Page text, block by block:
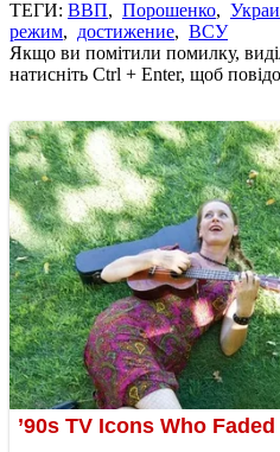
ТЕГИ: ВВП, Порошенко,
режим, достижение, ВСУ
Якщо ви помітили помилку,
натисніть Ctrl + Enter, щоб